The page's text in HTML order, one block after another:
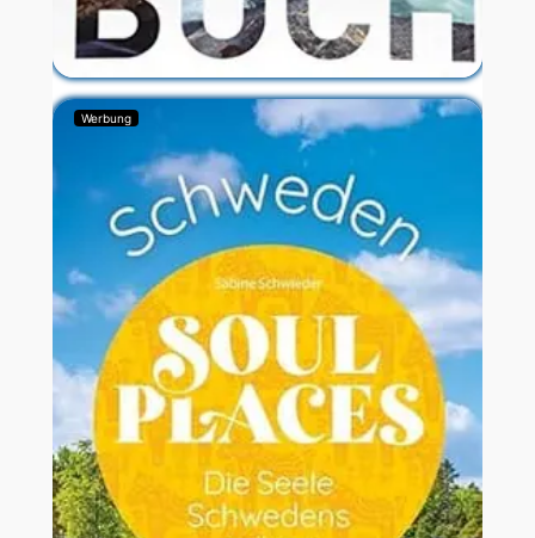
Werbung